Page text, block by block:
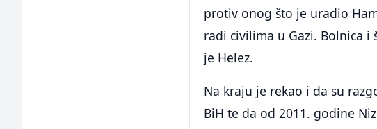
protiv onog što je uradio
radi civilima u Gazi. Bolnica
je Helez.
Na kraju je rekao i da su
BiH te da od 2011. godine